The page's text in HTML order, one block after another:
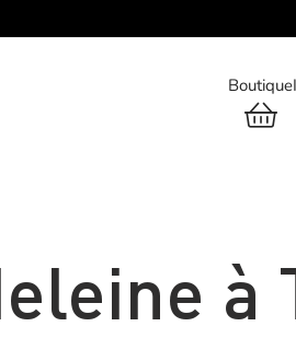
Boutique
à